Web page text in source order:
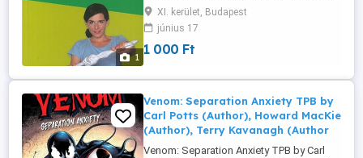
1
érthető, áttekinthető Gabriele Forst Klett
Kiadó Gyorsan és biztosan segít a
nyelvtani szabályok elsajátításában és
átismétlésében! Mindent megtudhatsz
utána tudsz nézni a fontos szabályoknak
XI. kerület, Budapest
június 17
1 000 Ft
Venom: Separation Anxiety TPB by
Carl Potts (Author), Howard MacKie
(Author), Terry Kavanagh (Author
Venom: Separation Anxiety TPB by Carl